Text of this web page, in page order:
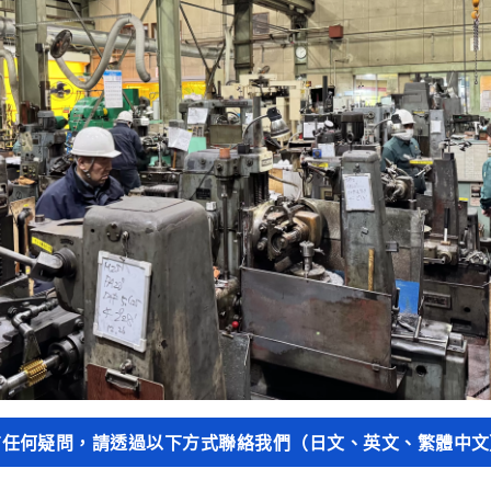
何疑問，請透過以下方式聯絡我們（日文、英文、繁體中